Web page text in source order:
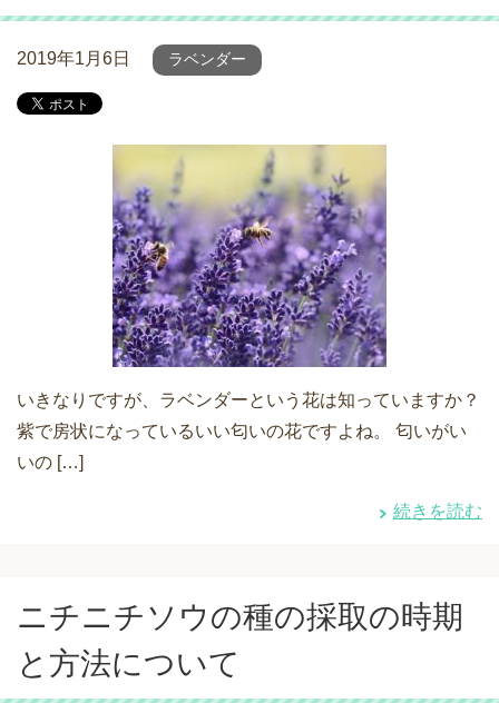
2019年1月6日 ラベンダー
いきなりですが、ラベンダーという花は知っていますか？
紫で房状になっているいい匂いの花ですよね。 匂いがい
いの […]
続きを読む
ニチニチソウの種の採取の時期
と方法について